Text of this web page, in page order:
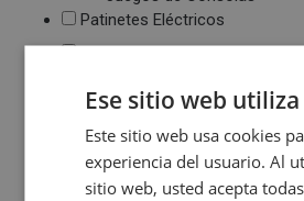
Patinetes Eléctricos
Fotografía y Vídeo
Cámaras Digitales
Proyectores
Cámaras Deportivas
Sonido
Ese sitio web
Este sitio web usa cookies
experiencia del usuario. Al
sitio web, usted acepta